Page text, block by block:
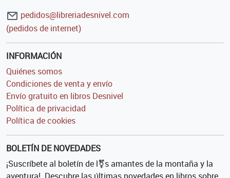
pedidos@libreriadesnivel.com
(pedidos de internet)
INFORMACIÓN
Quiénes somos
Condiciones de venta y envío
Envío gratuito en libros Desnivel
Política de privacidad
Política de cookies
BOLETÍN DE NOVEDADES
¡Suscríbete al boletín de l⚧s amantes de la montaña y la